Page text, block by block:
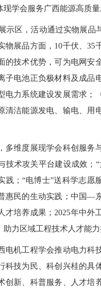
现学会服务广西能源高质
示区，活动通过实物展品
物展品方面， 10千伏 、35
的技术优势，可为电网安
子电池正负极材料及成品
电力系统建设发展需求；
清洁能源发电、输电、用
维度展现学会科创服务
技术攻关平台建设成效；
践； “电博士”送科学志愿
惠民的生动实践； 中国—
培养成果；2025年中外
力区域工程技术人才能力
电机工程学会推动电力科
科技为民、科创兴桂的具
创新、科普服务、人才培